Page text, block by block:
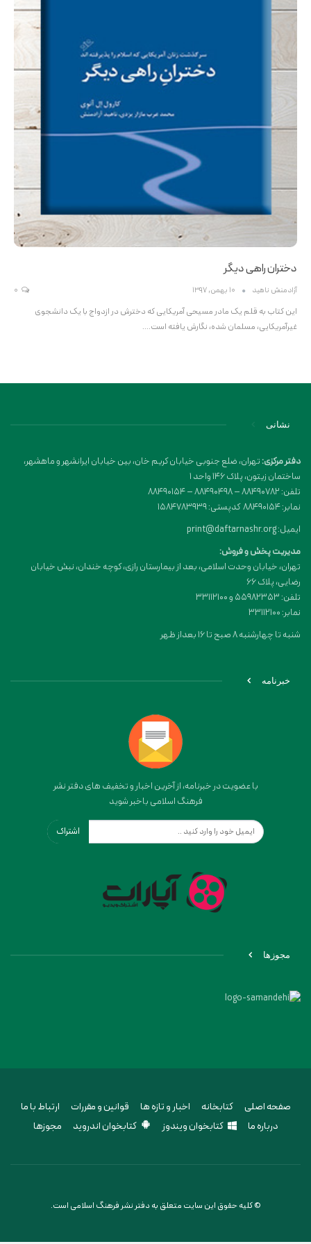
دختران راهی دیگر
آزادمنش ناهید 10 بهمن, 1397
این کتاب به قلم یک مادر مسیحی آمریکایی که دخترش در ازدواج با یک دانشجوی
غیرآمریکایی، مسلمان شده، نگارش یافته است.…
نشانی
دفتر مرکزی:تهران، ضلع جنوبی خیابان کریم خان، بین خیابان ایرانشهر و ماهشهر،
ساختمان زیتون، پلاک 146 واحد 1
تلفن: 88490782 – 88490498 – 88490154
نمابر: 88490154 کدپستی: 1584783939
ایمیل: print@daftarnashr.org
مدیریت پخش و فروش:
تهران، خیابان وحدت اسلامی، بعد از بیمارستان رازی، کوچه خندان، نبش خیابان
رضایی، پلاک ۶۶
تلفن: 55982353 و 33112100
نمابر: 33112100
شنبه تا چهارشنبه 8 صبح تا 16 بعداز ظهر
خبرنامه
با عضویت در خبرنامه، از آخرین اخبار و تخفیف های دفتر نشر
فرهنگ اسلامی باخبر شوید
اشتراک
مجوزها
صفحه اصلی کتابخانه اخبار و تازه ها قوانین و مقررات
ارتباط با ما
درباره ما
کتابخوان ویندوز کتابخوان اندروید مجوزها
© کلیه حقوق این سایت متعلق به دفتر نشر فرهنگ اسلامی است.